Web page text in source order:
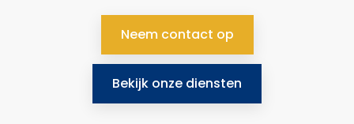
Neem contact op
Bekijk onze diensten